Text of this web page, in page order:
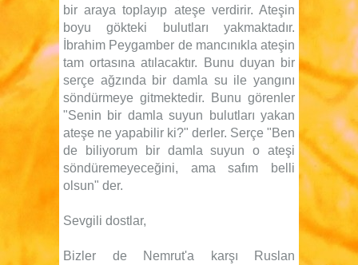
bir araya toplayıp ateşe verdirir. Ateşin
boyu gökteki bulutları yakmaktadır.
İbrahim Peygamber de mancınıkla ateşin
tam ortasına atılacaktır. Bunu duyan bir
serçe ağzında bir damla su ile yangını
söndürmeye gitmektedir. Bunu görenler
"Senin bir damla suyun bulutları yakan
ateşe ne yapabilir ki?" derler. Serçe "Ben
de biliyorum bir damla suyun o ateşi
söndüremeyeceğini, ama safım belli
olsun" der.
Sevgili dostlar,
Bizler de Nemrut'a karşı Ruslan